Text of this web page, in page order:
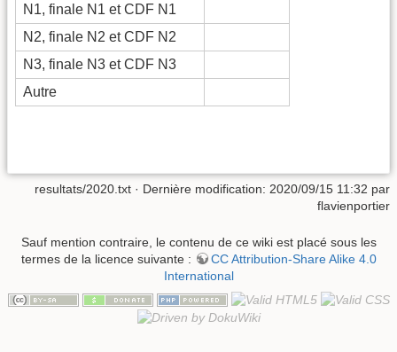
N1, finale N1 et CDF N1
N2, finale N2 et CDF N2
N3, finale N3 et CDF N3
Autre
resultats/2020.txt · Dernière modification: 2020/09/15 11:32 par
flavienportier
Sauf mention contraire, le contenu de ce wiki est placé sous les
termes de la licence suivante :
CC Attribution-Share Alike 4.0
International